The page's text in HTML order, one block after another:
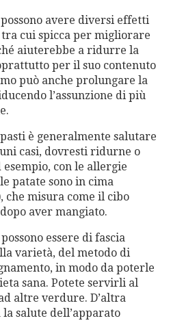
avere diversi effetti
cui spicca per migliorare
aiuterebbe a ridurre la
per il suo contenuto
può anche prolungare la
l’assunzione di più
è generalmente salutare
casi, dovresti ridurne o
con le allergie
patate sono in cima
che misura come il cibo
aver mangiato.
essere di fascia
varietà, del metodo di
in modo da poterle
sana. Potete servirli al
altre verdure. D’altra
salute dell’apparato